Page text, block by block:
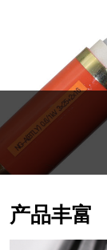
产品丰富